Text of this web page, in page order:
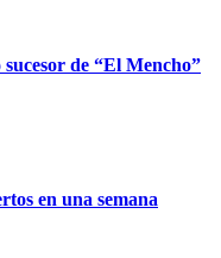
de “El Mencho”
en una semana